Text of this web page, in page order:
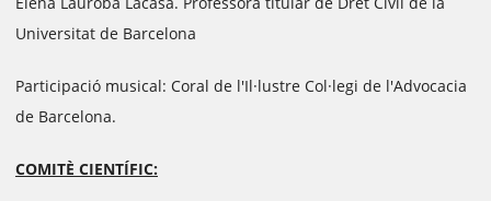
Universitat de Barcelona
Participació musical: Coral de l'Il·lustre Col·legi de l'Advocacia
de Barcelona.
COMITÈ CIENTÍFIC: